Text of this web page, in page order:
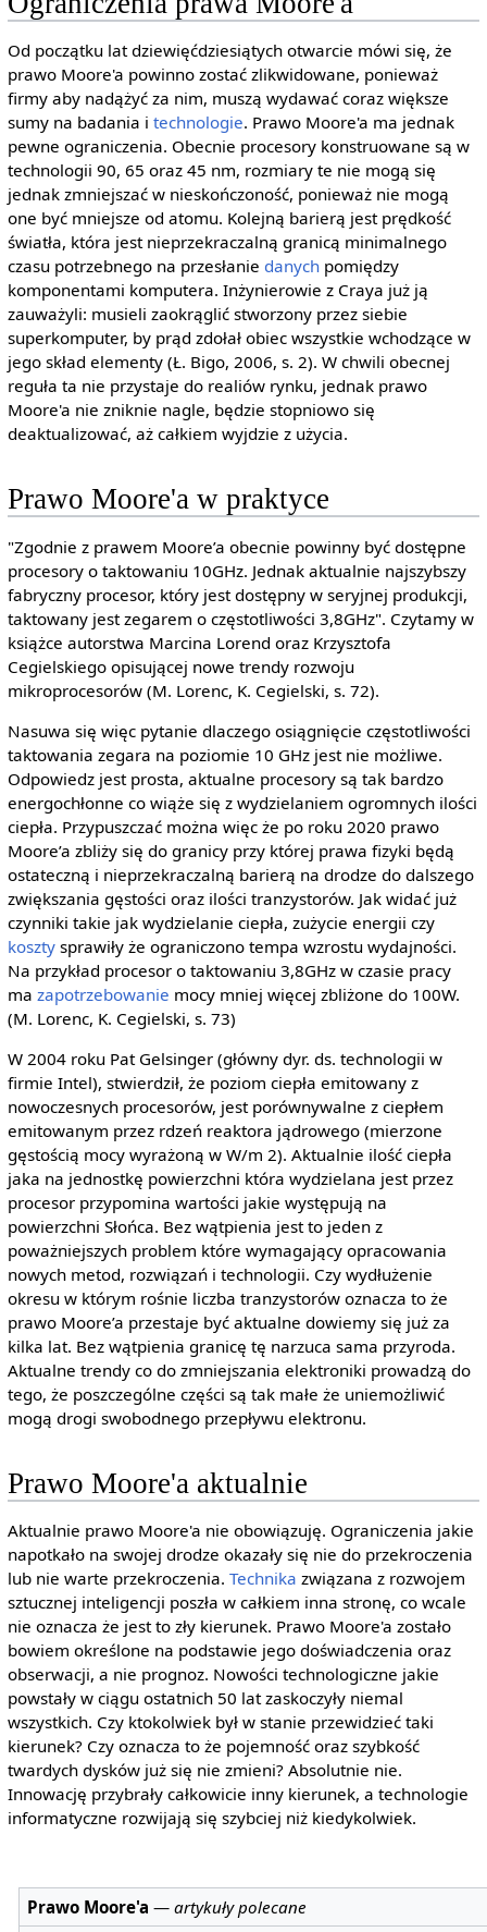
Od początku lat dziewięćdziesiątych otwarcie mówi się, że
prawo Moore'a powinno zostać zlikwidowane, ponieważ
firmy aby nadążyć za nim, muszą wydawać coraz większe
sumy na badania i technologie. Prawo Moore'a ma jednak
pewne ograniczenia. Obecnie procesory konstruowane są w
technologii 90, 65 oraz 45 nm, rozmiary te nie mogą się
jednak zmniejszać w nieskończoność, ponieważ nie mogą
one być mniejsze od atomu. Kolejną barierą jest prędkość
światła, która jest nieprzekraczalną granicą minimalnego
czasu potrzebnego na przesłanie danychpomiędzy
komponentami komputera. Inżynierowie z Craya już ją
zauważyli: musieli zaokrąglić stworzony przez siebie
superkomputer, by prąd zdołał obiec wszystkie wchodzące w
jego skład elementy (Ł. Bigo, 2006, s. 2). W chwili obecnej
reguła ta nie przystaje do realiów rynku, jednak prawo
Moore'a nie zniknie nagle, będzie stopniowo się
deaktualizować, aż całkiem wyjdzie z użycia.
Prawo Moore'a w praktyce
"Zgodnie z prawem Moore’a obecnie powinny być dostępne
procesory o taktowaniu 10GHz. Jednak aktualnie najszybszy
fabryczny procesor, który jest dostępny w seryjnej produkcji,
taktowany jest zegarem o częstotliwości 3,8GHz". Czytamy w
książce autorstwa Marcina Lorend oraz Krzysztofa
Cegielskiego opisującej nowe trendy rozwoju
mikroprocesorów (M. Lorenc, K. Cegielski, s. 72).
Nasuwa się więc pytanie dlaczego osiągnięcie częstotliwości
taktowania zegara na poziomie 10 GHz jest nie możliwe.
Odpowiedz jest prosta, aktualne procesory są tak bardzo
energochłonne co wiąże się z wydzielaniem ogromnych ilości
ciepła. Przypuszczać można więc że po roku 2020 prawo
Moore’a zbliży się do granicy przy której prawa fizyki będą
ostateczną i nieprzekraczalną barierą na drodze do dalszego
zwiększania gęstości oraz ilości tranzystorów. Jak widać już
czynniki takie jak wydzielanie ciepła, zużycie energii czy
kosztysprawiły że ograniczono tempa wzrostu wydajności.
Na przykład procesor o taktowaniu 3,8GHz w czasie pracy
ma zapotrzebowanie mocy mniej więcej zbliżone do 100W.
(M. Lorenc, K. Cegielski, s. 73)
W 2004 roku Pat Gelsinger (główny dyr. ds. technologii w
firmie Intel), stwierdził, że poziom ciepła emitowany z
nowoczesnych procesorów, jest porównywalne z ciepłem
emitowanym przez rdzeń reaktora jądrowego (mierzone
gęstością mocy wyrażoną w W/m 2). Aktualnie ilość ciepła
jaka na jednostkę powierzchni która wydzielana jest przez
procesor przypomina wartości jakie występują na
powierzchni Słońca. Bez wątpienia jest to jeden z
poważniejszych problem które wymagający opracowania
nowych metod, rozwiązań i technologii. Czy wydłużenie
okresu w którym rośnie liczba tranzystorów oznacza to że
prawo Moore’a przestaje być aktualne dowiemy się już za
kilka lat. Bez wątpienia granicę tę narzuca sama przyroda.
Aktualne trendy co do zmniejszania elektroniki prowadzą do
tego, że poszczególne części są tak małe że uniemożliwić
mogą drogi swobodnego przepływu elektronu.
Prawo Moore'a aktualnie
Aktualnie prawo Moore'a nie obowiązuję. Ograniczenia jakie
napotkało na swojej drodze okazały się nie do przekroczenia
lub nie warte przekroczenia. Technika związana z rozwojem
sztucznej inteligencji poszła w całkiem inna stronę, co wcale
nie oznacza że jest to zły kierunek. Prawo Moore'a zostało
bowiem określone na podstawie jego doświadczenia oraz
obserwacji, a nie prognoz. Nowości technologiczne jakie
powstały w ciągu ostatnich 50 lat zaskoczyły niemal
wszystkich. Czy ktokolwiek był w stanie przewidzieć taki
kierunek? Czy oznacza to że pojemność oraz szybkość
twardych dysków już się nie zmieni? Absolutnie nie.
Innowację przybrały całkowicie inny kierunek, a technologie
informatyczne rozwijają się szybciej niż kiedykolwiek.
Prawo Moore'a —artykuły polecane